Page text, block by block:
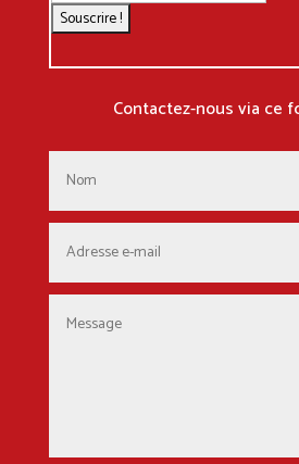
Contactez-nous via ce